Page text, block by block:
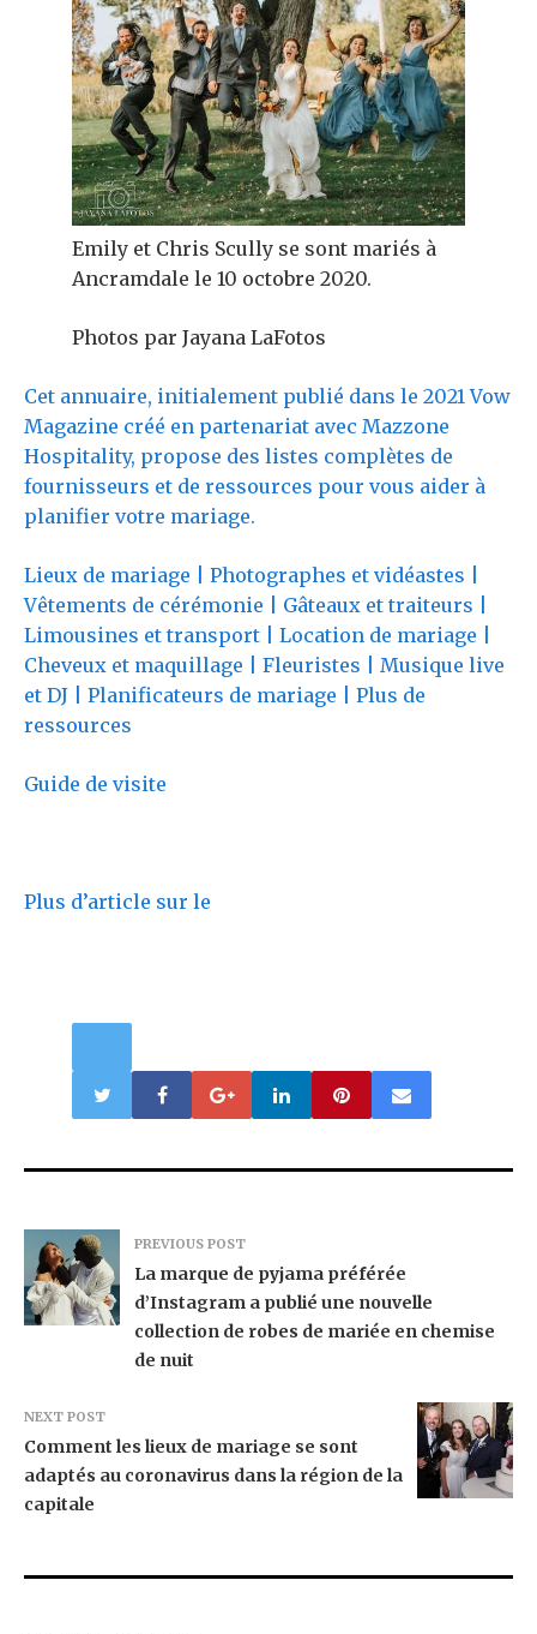
Emily et Chris Scully se sont mariés à
Ancramdale le 10 octobre 2020.
Photos par Jayana LaFotos
Cet annuaire, initialement publié dans le 2021 Vow
Magazine créé en partenariat avec Mazzone
Hospitality, propose des listes complètes de
fournisseurs et de ressources pour vous aider à
planifier votre mariage.
Lieux de mariage | Photographes et vidéastes |
Vêtements de cérémonie | Gâteaux et traiteurs |
Limousines et transport | Location de mariage |
Cheveux et maquillage | Fleuristes | Musique live
et DJ | Planificateurs de mariage | Plus de
ressources
Guide de visite
Plus d’article sur le
PREVIOUS POST
La marque de pyjama préférée
d’Instagram a publié une nouvelle
collection de robes de mariée en chemise
de nuit
NEXT POST
Comment les lieux de mariage se sont
adaptés au coronavirus dans la région de la
capitale